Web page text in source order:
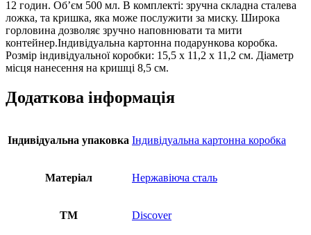
12 годин. Об’єм 500 мл. В комплекті: зручна складна сталева
ложка, та кришка, яка може послужити за миску. Широка
горловина дозволяє зручно наповнювати та мити
контейнер.Індивідуальна картонна подарункова коробка.
Розмір індивідуальної коробки: 15,5 х 11,2 х 11,2 см. Діаметр
місця нанесення на кришці 8,5 см.
Додаткова інформація
Індивідуальна упаковка Індивідуальна картонна коробка
Матеріал Нержавіюча сталь
ТМ Discover